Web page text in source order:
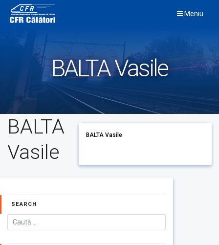
content
Meniu
BALTA Vasile
BALTA
Vasile
BALTA Vasile
SEARCH